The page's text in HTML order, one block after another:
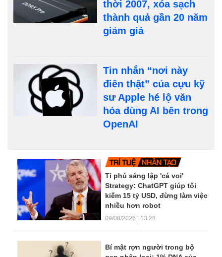
thời 2007, xóa sạch
thành quả gần 20 năm
giảm giá
Tin nhắn “nơi này
điên thật” của cựu kỹ
sư Apple hé lộ văn
hóa dùng AI bên trong
OpenAI
Dòng tin trang chủ
Tỉ phú sáng lập 'cá voi'
Strategy: ChatGPT giúp tôi
kiếm 15 tỷ USD, đừng làm việc
nhiều hơn robot
09/08/2026 | 13:28
Bí mật rợn người trong bộ